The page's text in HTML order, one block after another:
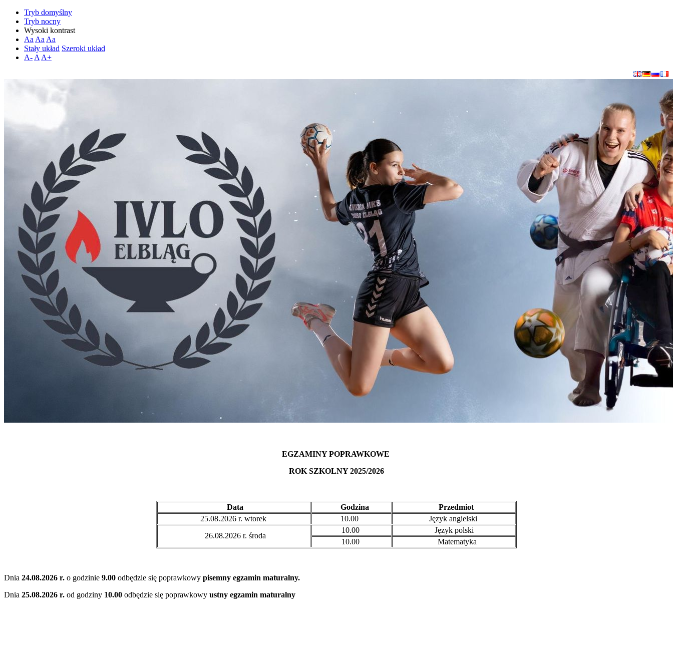
Tryb domyślny
Tryb nocny
Wysoki kontrast
Aa Aa Aa
Stały układ Szeroki układ
A- A A+
EGZAMINY POPRAWKOWE
ROK SZKOLNY 2025/2026
Data Godzina
Przedmiot
25.08.2026 r. wtorek
10.00
Język angielski
26.08.2026 r. środa
10.00
Język polski
10.00
Matematyka
Dnia 24.08.2026 r. o godzinie 9.00 odbędzie się poprawkowy pisemny egzamin maturalny.
Dnia 25.08.2026 r. od godziny 10.00 odbędzie się poprawkowy ustny egzamin maturalny